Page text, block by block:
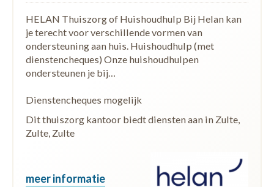
HELAN Thuiszorg of Huishoudhulp Bij Helan kan
je terecht voor verschillende vormen van
ondersteuning aan huis. Huishoudhulp (met
dienstencheques) Onze huishoudhulpen
ondersteunen je bij…
Dienstencheques mogelijk
Dit thuiszorg kantoor biedt diensten aan in Zulte,
Zulte, Zulte
meer informatie